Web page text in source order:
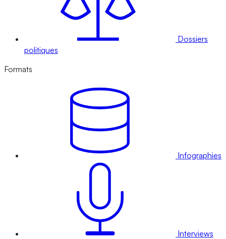
Dossiers
politiques
Formats
Infographies
Interviews